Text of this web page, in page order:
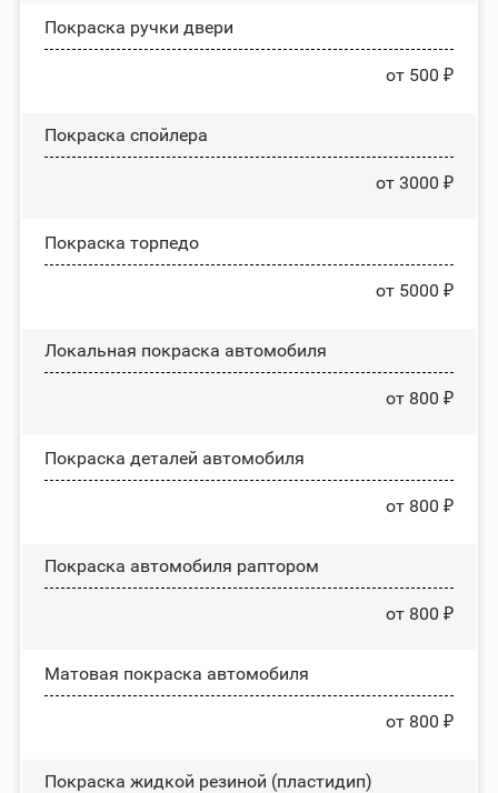
Покраска ручки двери
от 500 ₽
Покраска спойлера
от 3000 ₽
Покраска торпедо
от 5000 ₽
Локальная покраска автомобиля
от 800 ₽
Покраска деталей автомобиля
от 800 ₽
Покраска автомобиля раптором
от 800 ₽
Матовая покраска автомобиля
от 800 ₽
Покраска жидкой резиной (пластидип)